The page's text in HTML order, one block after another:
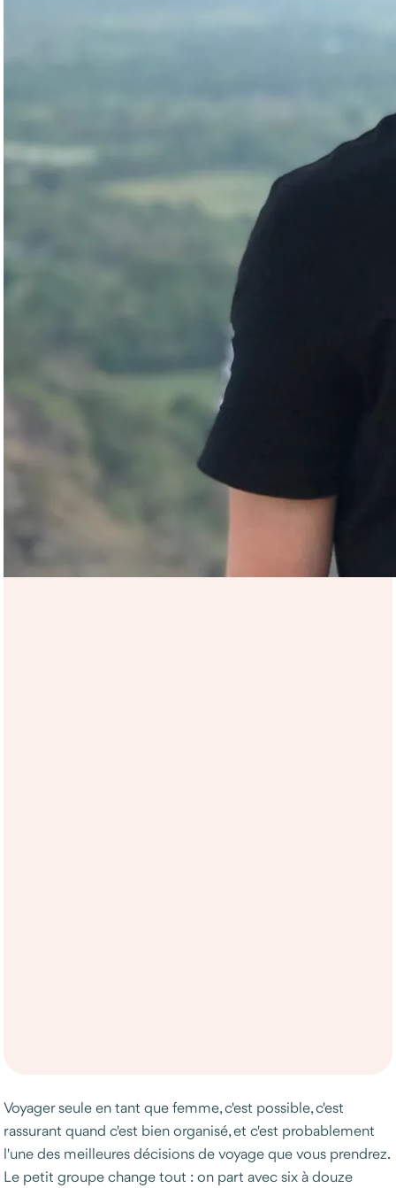
Voyager seule en tant que femme, c'est possible, c'est
rassurant quand c'est bien organisé, et c'est probablement
l'une des meilleures décisions de voyage que vous prendrez.
Le petit groupe change tout : on part avec six à douze